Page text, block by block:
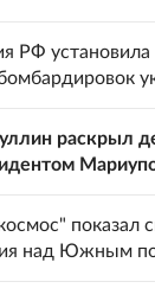
РФ установила
раскрыл
показал
над Южным